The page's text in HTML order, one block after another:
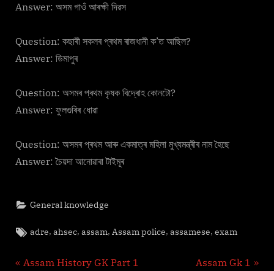
Answer: অসম গাওঁ আৰক্ষী দিৱস
Question: কছাৰী সকলৰ প্ৰথম ৰাজধানী ক’ত আছিল?
Answer: ডিমাপুৰ
Question: অসমৰ প্ৰথম কৃষক বিদ্ৰোহ কোনটো?
Answer: ফুলগুৰিৰ ধোৱা
Question: অসমৰ প্ৰথম আৰু একমাত্ৰ মহিলা মুখ্যমন্ত্ৰীৰ নাম হৈছে
Answer: চৈয়দা আনোৱাৰা টাইমূৰ
General knowledge
Tags:
adre,ahsec,assam, Assam police,assamese,exam
Post
P
Assam History GK Part 1
N
Assam Gk 1